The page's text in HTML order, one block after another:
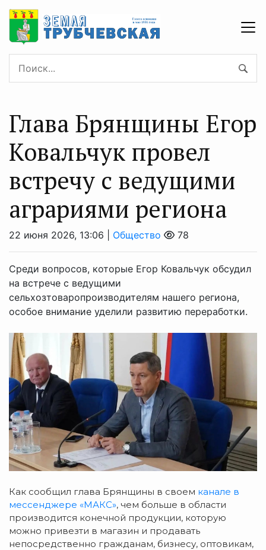
Глава Брянщины Егор
Ковальчук провел
встречу с ведущими
аграриями региона
22 июня 2026, 13:06 | Общество 78
Среди вопросов, которые Егор Ковальчук обсудил
на встрече с ведущими
сельхозтоваропроизводителям нашего региона,
особое внимание уделили развитию переработки.
Как сообщил глава Брянщины в своем канале в
мессенджере «МАКС», чем больше в области
производится конечной продукции, которую
можно привезти в магазин и продавать
непосредственно гражданам, бизнесу, оптовикам,